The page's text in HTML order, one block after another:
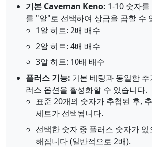
기본 Caveman Keno: 1-10 숫자
를 "알"로 선택하여 상금을 곱할 수
1알 히트: 2배 배수
2알 히트: 4배 배수
3알 히트: 10배 배수
플러스 기능: 기본 베팅과 동일한
러스 옵션을 활성화할 수 있습니다.
표준 20개의 숫자가 추첨된 후,
세트가 선택됩니다.
선택한 숫자 중 플러스 숫자가 있
해집니다 (일반적으로 2배).